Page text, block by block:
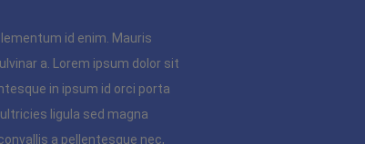
id enim. Mauris
a. Lorem ipsum dolor sit
in ipsum id orci porta
ligula sed magna
a pellentesque nec,